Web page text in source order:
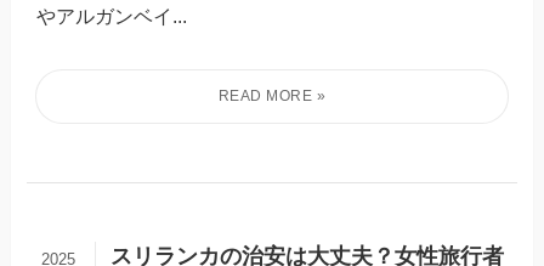
やアルガンベイ...
スリランカの治安は大丈夫？女性旅行者
2025